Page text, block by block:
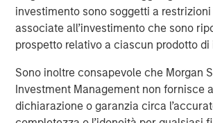
investimento sono soggetti a
associate all’investimento che sono
prospetto relativo a ciascun prodotto
Sono inoltre consapevole che Morgan
Investment Management non fornisce
dichiarazione o garanzia circa
sale of HighQ,” said Ajay Patel, Co-
HighQ.
HighQ was majority owned by its two
of whom were pioneers in the legal
software industry. During the Fund’s